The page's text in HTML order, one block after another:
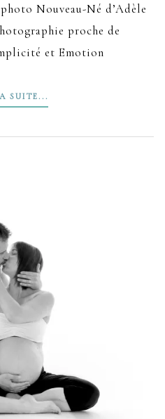
Nouveau-Né d’Adèle
proche de
et Emotion
SUITE...